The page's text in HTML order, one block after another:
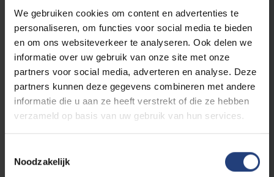
We gebruiken cookies om content en advertenties te
personaliseren, om functies voor social media te bieden
en om ons websiteverkeer te analyseren. Ook delen we
informatie over uw gebruik van onze site met onze
partners voor social media, adverteren en analyse. Deze
partners kunnen deze gegevens combineren met andere
informatie die u aan ze heeft verstrekt of die ze hebben
verzameld op basis van uw gebruik van hun services.
Noodzakelijk
attest
financiële bijdrage die niet afkomstig is van
een inzamelactie vanaf € 40 een fiscaal attest.
Bekijk alle fiscale voordelen